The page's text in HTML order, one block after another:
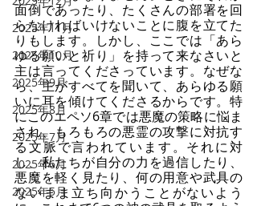
2025年11月
2025年10月
2025年9月
2025年8月
2025年7月
2025年6月
2025年5月
面倒であったり、たくさんの部署を回
らなければいけないことに腹を立てた
りもします。しかし、ここでは「あら
ゆる願いと祈り」を持って来なさいと
主は言ってくださっています。なぜな
ら、主がすべてを聞いて、あらゆる願
いに耳を傾けてくださるからです。特
にこのエペソ6章では悪魔の策略に悩ま
され、もろもろの悪霊の攻撃に対抗す
る文脈で言われています。それに対
し、私たちが自分の力を過信したり、
悪魔を軽く見たり、何の用意や武具の
ないまま立ち向かうことがないよう